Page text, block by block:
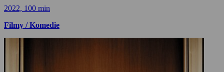
2022, 100 min
Filmy / Komedie